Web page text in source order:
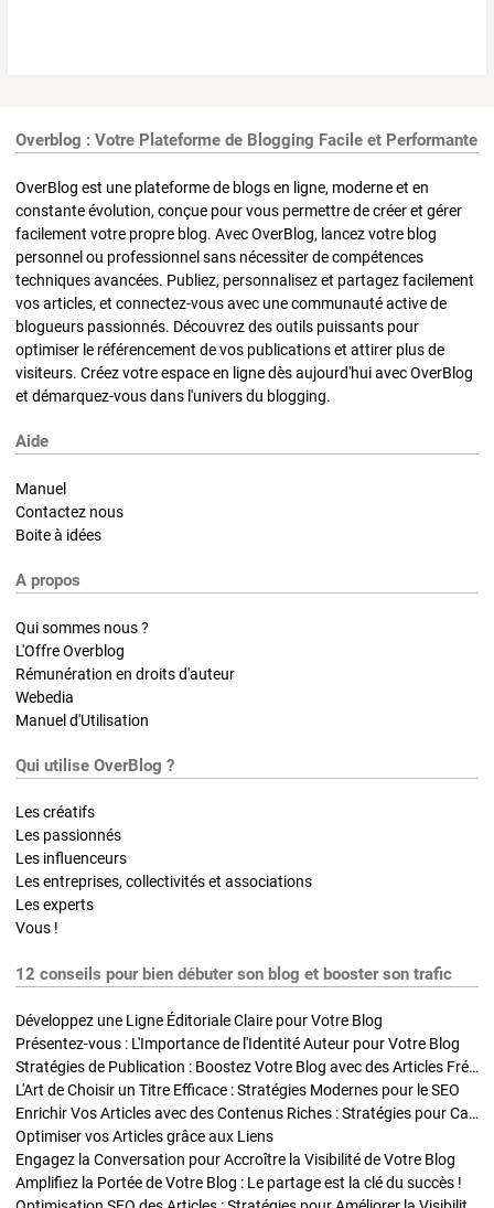
Overblog : Votre Plateforme de Blogging Facile et Performante
OverBlog est une plateforme de blogs en ligne, moderne et en
constante évolution, conçue pour vous permettre de créer et gérer
facilement votre propre blog. Avec OverBlog, lancez votre blog
personnel ou professionnel sans nécessiter de compétences
techniques avancées. Publiez, personnalisez et partagez facilement
vos articles, et connectez-vous avec une communauté active de
blogueurs passionnés. Découvrez des outils puissants pour
optimiser le référencement de vos publications et attirer plus de
visiteurs. Créez votre espace en ligne dès aujourd'hui avec OverBlog
et démarquez-vous dans l'univers du blogging.
Aide
Manuel
Contactez nous
Boite à idées
A propos
Qui sommes nous ?
L'Offre Overblog
Rémunération en droits d'auteur
Webedia
Manuel d'Utilisation
Qui utilise OverBlog ?
Les créatifs
Les passionnés
Les influenceurs
Les entreprises, collectivités et associations
Les experts
Vous !
12 conseils pour bien débuter son blog et booster son trafic
Développez une Ligne Éditoriale Claire pour Votre Blog
Présentez-vous : L'Importance de l'Identité Auteur pour Votre Blog
Stratégies de Publication : Boostez Votre Blog avec des Articles Fréquents et Exclusifs
L'Art de Choisir un Titre Efficace : Stratégies Modernes pour le SEO
Enrichir Vos Articles avec des Contenus Riches : Stratégies pour Captiver et Optimiser
Optimiser vos Articles grâce aux Liens
Engagez la Conversation pour Accroître la Visibilité de Votre Blog
Amplifiez la Portée de Votre Blog : Le partage est la clé du succès !